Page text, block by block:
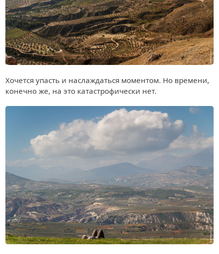
Хочется упасть и наслаждаться моментом. Но времени,
конечно же, на это катастрофически нет.